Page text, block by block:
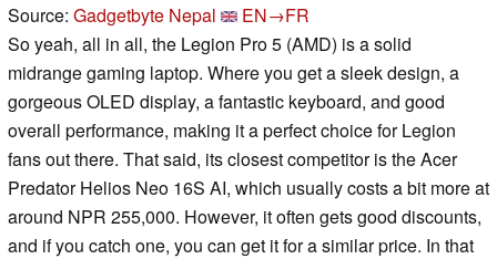
Source: Gadgetbyte Nepal
EN→FR
So yeah, all in all, the Legion Pro 5 (AMD) is a solid
midrange gaming laptop. Where you get a sleek design, a
gorgeous OLED display, a fantastic keyboard, and good
overall performance, making it a perfect choice for Legion
fans out there. That said, its closest competitor is the Acer
Predator Helios Neo 16S AI, which usually costs a bit more at
around NPR 255,000. However, it often gets good discounts,
and if you catch one, you can get it for a similar price. In that